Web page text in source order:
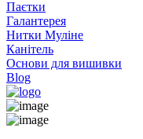
Паєтки
Галантерея
Нитки Муліне
Канітель
Основи для вишивки
Blog